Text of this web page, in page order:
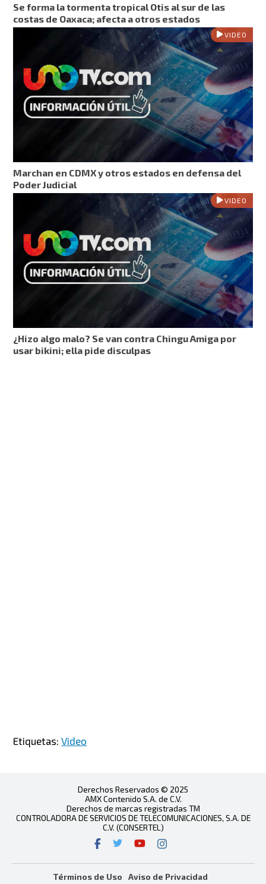
Se forma la tormenta tropical Otis al sur de las
costas de Oaxaca; afecta a otros estados
VIDEO
Marchan en CDMX y otros estados en defensa del
Poder Judicial
VIDEO
¿Hizo algo malo? Se van contra Chingu Amiga por
usar bikini; ella pide disculpas
Etiquetas:Video
Derechos Reservados © 2025
AMX Contenido S.A. de C.V.
Derechos de marcas registradas TM
CONTROLADORA DE SERVICIOS DE TELECOMUNICACIONES, S.A. DE
C.V. (CONSERTEL)
Términos de Uso Aviso de Privacidad